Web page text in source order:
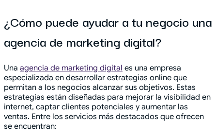
¿Cómo puede ayudar a tu negocio una
agencia de marketing digital?
Una agencia de marketing digital es una empresa
especializada en desarrollar estrategias online que
permitan a los negocios alcanzar sus objetivos. Estas
estrategias están diseñadas para mejorar la visibilidad en
internet, captar clientes potenciales y aumentar las
ventas. Entre los servicios más destacados que ofrecen
se encuentran: